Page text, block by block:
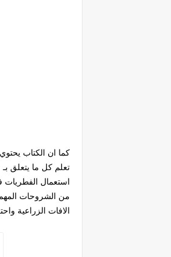
كما ان الكتاب
تعلم كل ما يتعلق
استعمال الفطريات
من الشروحات
الافات الزراعية